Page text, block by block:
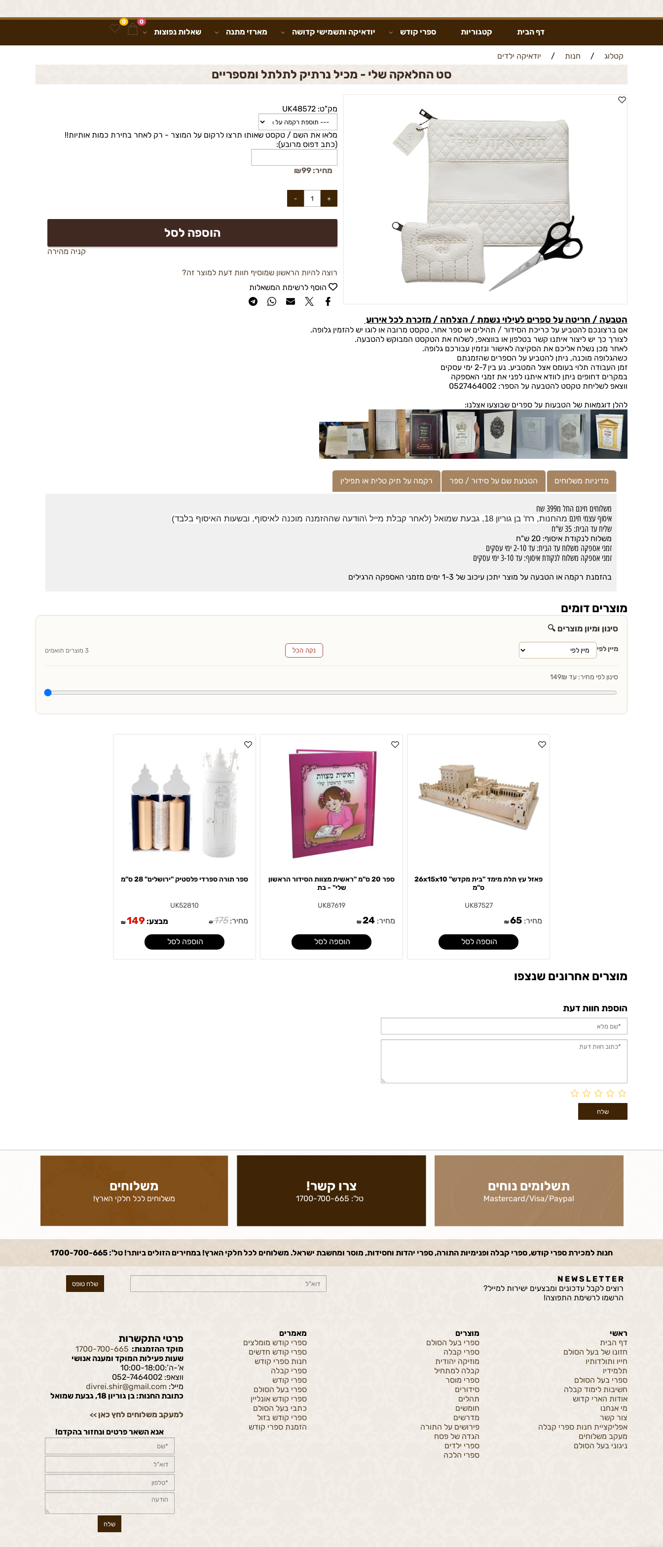
0 0
דף הבית קטגוריות ספרי קודש יודאיקה ותשמישי קדושה מארזי מתנה שאלות נפוצות
קטלוג / חנות / יודאיקה ילדים
סט החלאקה שלי - מכיל נרתיק לתלתל ומספריים
מק"ט: UK48572
מלאו את השם / טקסט שאותו תרצו לרקום על המוצר - רק לאחר בחירת כמות אותיות!!
(כתב דפוס מרובע):
מחיר: ₪99
הוספה לסל
קניה מהירה
רוצה להיות הראשון שמוסיף חוות דעת למוצר זה?
הוסף לרשימת המשאלות
הטבעה / חריטה על ספרים לעילוי נשמת / הצלחה / מזכרת לכל אירוע
אם ברצונכם להטביע על כריכת הסידור / תהילים או ספר אחר, טקסט מרובה או לוגו יש להזמין גלופה.
לצורך כך יש ליצור איתנו קשר בטלפון או בווצאפ, לשלוח את הטקסט המבוקש להטבעה.
לאחר מכן נשלח אליכם את הסקיצה לאישור ונזמין עבורכם גלופה.
כשהגלופה מוכנה, ניתן להטביע על הספרים שהזמנתם
זמן העבודה תלוי בעומס אצל המטביע. נע בין 2-7 ימי עסקים
במקרים דחופים ניתן לוודא איתנו לפני את זמני האספקה
ווצאפ לשליחת טקסט להטבעה על הספר: 0527464002
להלן דוגמאות של הטבעות על ספרים שבוצעו אצלנו:
מדיניות משלוחים הטבעת שם על סידור / ספר רקמה על תיק טלית או תפילין
משלוחים חינם החל מ399 שח
איסוף עצמי חינם מהחנות, רח' בן גוריון 18, גבעת שמואל (לאחר קבלת מייל \הודעה שההזמנה מוכנה לאיסוף, ובשעות האיסוף בלבד)
שליח עד הבית: 35 ש"ח
משלוח לנקודת איסוף: 20 ש"ח
זמני אספקה משלוח עד הבית: עד 2-10 ימי עסקים
זמני אספקה משלוח לנקודת איסוף: עד 3-10 ימי עסקים
בהזמנת רקמה או הטבעה על מוצר יתכן עיכוב של 1-3 ימים מזמני האספקה הרגילים
מוצרים דומים
סינון ומיון מוצרים 🔍
מיין לפי נקה הכל 3 מוצרים תואמים
סינון לפי מחיר: עד 149₪
פאזל עץ תלת מימד "בית מקדש" 26x15x10
ס"מ
UK87527
מחיר: ₪65
הוספה לסל
ספר 20 ס"מ "ראשית מצוות הסידור הראשון
שלי" - בת
UK87619
מחיר: ₪24
הוספה לסל
ספר תורה ספרדי פלסטיק "ירושלים" 28 ס''מ
UK52810
מחיר: ₪175 מבצע: ₪149
הוספה לסל
מוצרים אחרונים שנצפו
הוספת חוות דעת
תשלומים נוחים
Mastercard/Visa/Paypal
צרו קשר!
טל': 1700-700-665
משלוחים
משלוחים לכל חלקי הארץ!
חנות למכירת ספרי קודש, ספרי קבלה ופנימיות התורה, ספרי יהדות וחסידות, מוסר ומחשבת ישראל. משלוחים לכל חלקי הארץ! במחירים הזולים ביותר! טל': 1700-700-665
N E W S L E T T E R
רוצים לקבל עדכונים ומבצעים ישירות למייל?
הרשמו לרשימת התפוצה!
ראשי
דף הבית
חזונו של בעל הסולם
חייו ותולדותיו
תלמידיו
ספרי בעל הסולם
חשיבות לימוד קבלה
אודות הארי קדוש
מי אנחנו
צור קשר
אפליקציית חנות ספרי קבלה
מעקב משלוחים
ניגוני בעל הסולם
מוצרים
ספרי בעל הסולם
ספרי קבלה
מוזיקה יהודית
קבלה למתחיל
ספרי מוסר
סידורים
תהלים
חומשים
מדרשים
פירושים על התורה
הגדה של פסח
ספרי ילדים
ספרי הלכה
מאמרים
ספרי קודש מומלצים
ספרי קודש חדשים
חנות ספרי קודש
ספרי קבלה
ספרי קודש
ספרי בעל הסולם
ספרי קודש אונליין
כתבי בעל הסולם
ספרי קודש בזול
הזמנת ספרי קודש
פרטי התקשרות
מוקד ההזמנות: 1700-700-665
שעות פעילות המוקד ומענה אנושי
א’-ה’:10:00-18:00
ווצאפ: 052-7464002
מייל: divrei.shir@gmail.com
כתובת החנות: בן גוריון 18, גבעת שמואל
למעקב משלוחים לחץ כאן >>
אנא השאר פרטים ונחזור בהקדם!